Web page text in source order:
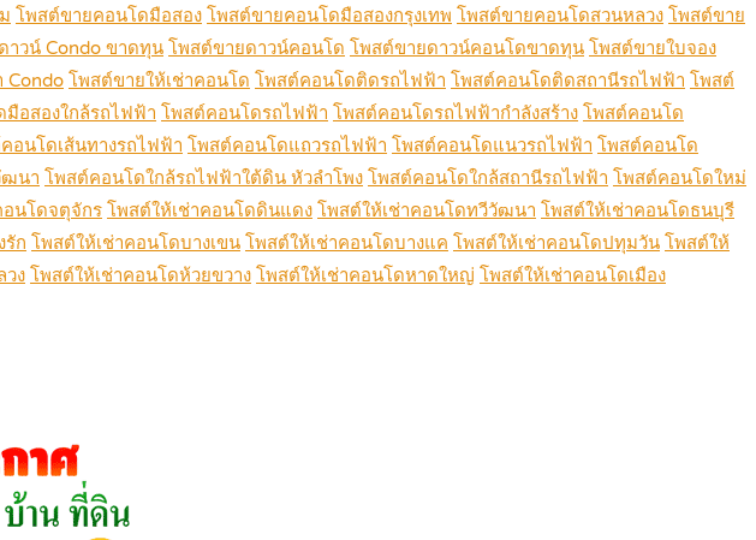
โพสต์ขายคอนโดมือสอง โพสต์ขายคอนโดมือสองกรุงเทพ โพสต์ขายคอนโดสวนหลวง โพสต์ขาย
าวน์ Condo ขาดทุน โพสต์ขายดาวน์คอนโด โพสต์ขายดาวน์คอนโดขาดทุน โพสต์ขายใบจอง
Condo โพสต์ขายให้เช่าคอนโด โพสต์คอนโดติดรถไฟฟ้า โพสต์คอนโดติดสถานีรถไฟฟ้า โพสต์
อสองใกล้รถไฟฟ้า โพสต์คอนโดรถไฟฟ้า โพสต์คอนโดรถไฟฟ้ากำลังสร้าง โพสต์คอนโด
อนโดเส้นทางรถไฟฟ้า โพสต์คอนโดแถวรถไฟฟ้า โพสต์คอนโดแนวรถไฟฟ้า โพสต์คอนโด
ฒนา โพสต์คอนโดใกล้รถไฟฟ้าใต้ดิน หัวลำโพง โพสต์คอนโดใกล้สถานีรถไฟฟ้า โพสต์คอนโดใหม่
อนโดจตุจักร โพสต์ให้เช่าคอนโดดินแดง โพสต์ให้เช่าคอนโดทวีวัฒนา โพสต์ให้เช่าคอนโดธนบุรี
รัก โพสต์ให้เช่าคอนโดบางเขน โพสต์ให้เช่าคอนโดบางแค โพสต์ให้เช่าคอนโดปทุมวัน โพสต์ให้
วง โพสต์ให้เช่าคอนโดห้วยขวาง โพสต์ให้เช่าคอนโดหาดใหญ่ โพสต์ให้เช่าคอนโดเมือง